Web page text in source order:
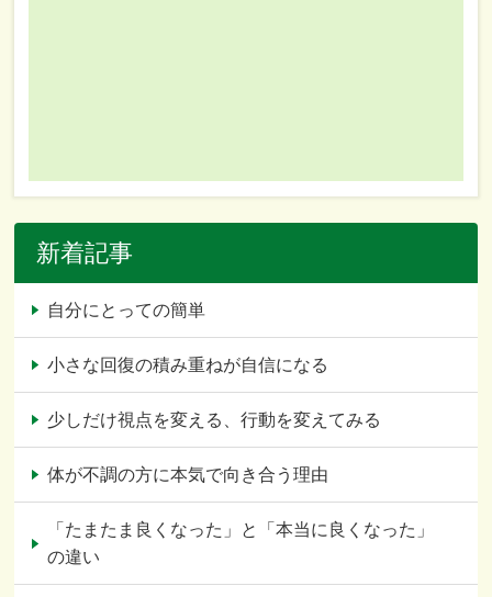
新着記事
自分にとっての簡単
小さな回復の積み重ねが自信になる
少しだけ視点を変える、行動を変えてみる
体が不調の方に本気で向き合う理由
「たまたま良くなった」と「本当に良くなった」
の違い